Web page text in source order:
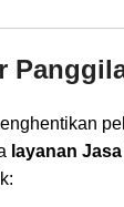
layanan